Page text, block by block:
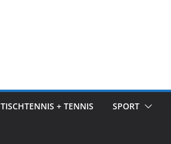
TISCHTENNIS + TENNIS SPORT